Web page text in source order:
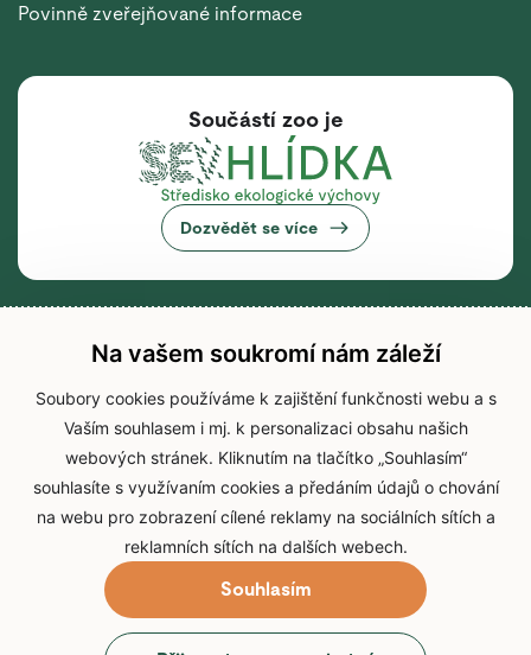
Povinně zveřejňované informace
Součástí zoo je
Dozvědět se více
© 2026 Zoo Brno
Na vašem soukromí nám záleží
Soubory cookies používáme k zajištění funkčnosti webu a s
Vaším souhlasem i mj. k personalizaci obsahu našich
webových stránek. Kliknutím na tlačítko „Souhlasím“
souhlasíte s využívaním cookies a předáním údajů o chování
na webu pro zobrazení cílené reklamy na sociálních sítích a
reklamních sítích na dalších webech.
Souhlasím